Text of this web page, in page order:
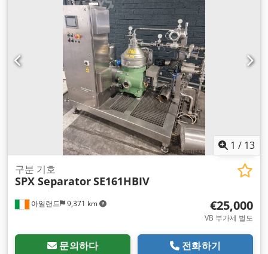
1 / 13
아일랜드 9,371 km
구분 기호
SPX SeparatorSE161HBIV
€25,000
VB 부가세 별도
문의하다 전화하기